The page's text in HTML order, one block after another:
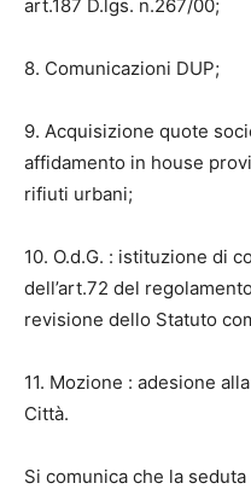
art.187 D.lgs. n.267/00;
8. Comunicazioni DUP;
9. Acquisizione quote
affidamento in house
rifiuti urbani;
10. O.d.G. : istituzione di
dell’art.72 del
revisione dello Statuto
11. Mozione : adesione
Città.
Si comunica che la